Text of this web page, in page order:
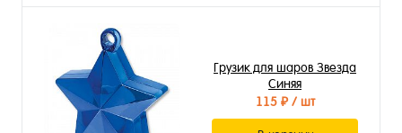
Грузик для шаров Звезда
Синяя
115 ₽/ шт